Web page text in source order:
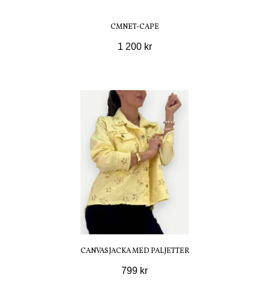
CMNET-CAPE
1 200 kr
CANVASJACKA MED PALJETTER
799 kr